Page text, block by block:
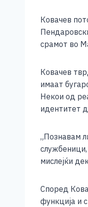
Ковачев
срамот во
Ковачев
имаат
Некои од
идентитет
„Познавам
службеници,
мислејќи
Според
функција и